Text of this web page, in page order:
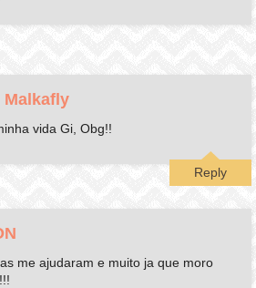
Malkafly
vida Gi, Obg!!
Reply
me ajudaram e muito ja que moro